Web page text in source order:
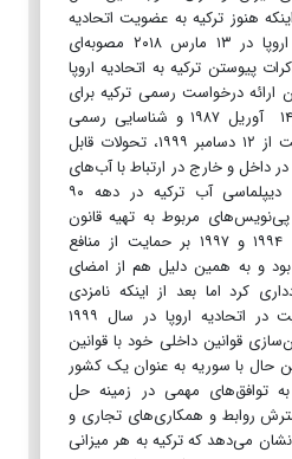
هنوز ترکیه به عضویت اتحادیه
اروپا در نیامده و پارلمان اروپا در ۱۳ مارس ۲۰۱۸ مصوبه­‌ای
پیوستن ترکیه به اتحادیه اروپا
ارائه درخواست رسمی ترکیه برای
پیوستن به جامعه اروپا در۱۴ آوریل ۱۹۸۷ و شناسایی رسمی
ترکیه به عنوان نامزد عضویت از ۱۲ دسامبر ۱۹۹۹، تحولات قابل
داخل و خارج در ارتباط با آب‌های
مشترک مشاهده می‌شود. دیپلماسی آب ترکیه در دهه ۹۰
مربوط به تهیه قانون
بین‌المللی آب در سال‌های ۱۹۹۴ و ۱۹۹۷ بر حمایت از منافع
و به همین دلیل هم از امضای
سال ۱۹۹۷ خودداری کرد اما بعد از اینکه نامزدی
رسمی خود را برای عضویت در اتحادیه اروپا در سال ۱۹۹۹
قوانین داخلی خود با قوانین
حال با سوریه به عنوان یک کشور
توافق‌های مهمی در زمینه حل
روابط و همکاری‌های تجاری و
می‌دهد که ترکیه به هر میزانی